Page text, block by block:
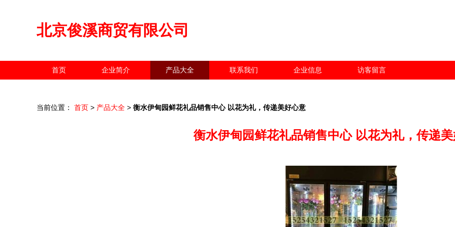
北京俊溪商贸有限公司
首页 企业简介 产品大全 联系我们 企业信息 访客留言
当前位置： 首页 > 产品大全 > 衡水伊甸园鲜花礼品销售中心 以花为礼，传递美好心意
衡水伊甸园鲜花礼品销售中心 以花为礼，传递